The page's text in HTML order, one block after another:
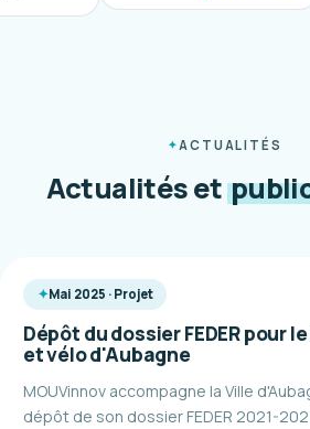
ACTUALITÉS
Actualités et
Mai 2025 · Projet
Dépôt du dossier FEDER pour
et vélo d'Aubagne
MOUVinnov accompagne la Ville
dépôt de son dossier FEDER 2021-